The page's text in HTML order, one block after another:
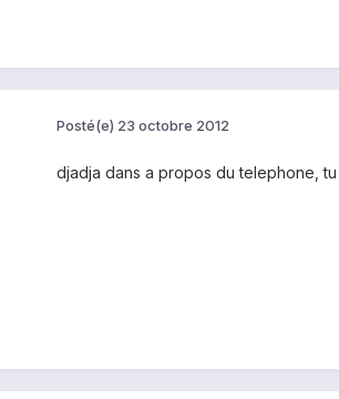
Posté(e) 23 octobre 2012
djadja dans a propos du telephone,